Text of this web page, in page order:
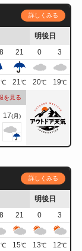
詳しくみる
明後日
21 0
3
℃ 21℃ 20℃ 19℃
を見る
17(月)
詳しくみる
明後日
21 0
3
℃ 15℃ 13℃ 12℃